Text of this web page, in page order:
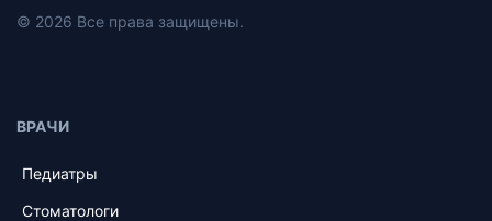
© 2026 Все права защищены.
ВРАЧИ
Педиатры
Стоматологи